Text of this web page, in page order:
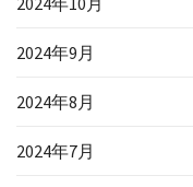
2024年9月
2024年8月
2024年7月